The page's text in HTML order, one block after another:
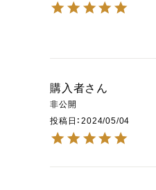
購入者
非公開
投稿日
2024/05/04